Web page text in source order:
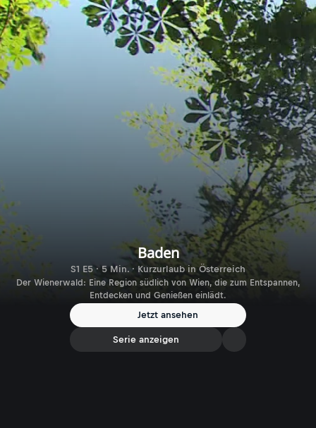
Baden
S1 E5 · 5 Min. · Kurzurlaub in Österreich
Der Wienerwald: Eine Region südlich von Wien, die zum Entspannen,
Entdecken und Genießen einlädt.
Jetzt ansehen
Serie anzeigen